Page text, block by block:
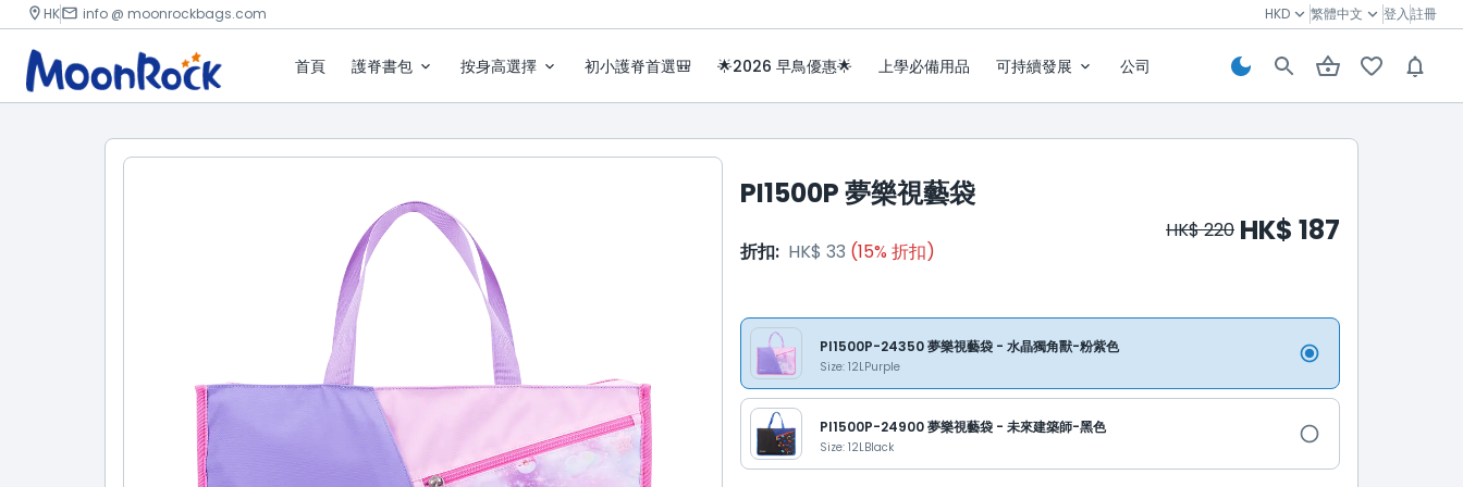
HK info @ moonrockbags.com HKD 繁體中文 登入註冊
首頁 護脊書包 按身高選擇 初小護脊首選🎒 🌟2026 早鳥優惠🌟 上學必備用品 可持續發展 公司
PI1500P 夢樂視藝袋
HK$ 220 HK$ 187
折扣: HK$ 33 (15% 折扣)
PI1500P-24350 夢樂視藝袋 - 水晶獨角獸-粉紫色
Size: 12LPurple
PI1500P-24900 夢樂視藝袋 - 未來建築師-黑色
Size: 12LBlack